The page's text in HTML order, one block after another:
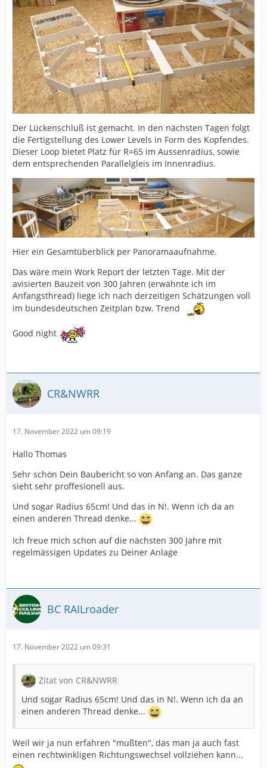
Der Lückenschluß ist gemacht. In den nächsten Tagen folgt
die Fertigstellung des Lower Levels in Form des Kopfendes.
Dieser Loop bietet Platz für R=65 im Aussenradius, sowie
dem entsprechenden Parallelgleis im Innenradius.
Hier ein Gesamtüberblick per Panoramaaufnahme.
Das wäre mein Work Report der letzten Tage. Mit der
avisierten Bauzeit von 300 Jahren (erwähnte ich im
Anfangsthread) liege ich nach derzeitigen Schätzungen voll
im bundesdeutschen Zeitplan bzw. Trend
Good night
CR&NWRR
17. November 2022 um 09:19
Hallo Thomas
Sehr schön Dein Baubericht so von Anfang an. Das ganze
sieht sehr proffesionell aus.
Und sogar Radius 65cm! Und das in N!. Wenn ich da an
einen anderen Thread denke...
Ich freue mich schon auf die nächsten 300 Jahre mit
regelmässigen Updates zu Deiner Anlage
BC RAILroader
17. November 2022 um 09:31
Zitat von CR&NWRR
Und sogar Radius 65cm! Und das in N!. Wenn ich da an
einen anderen Thread denke...
Weil wir ja nun erfahren "mußten", das man ja auch fast
einen rechtwinkligen Richtungswechsel vollziehen kann...